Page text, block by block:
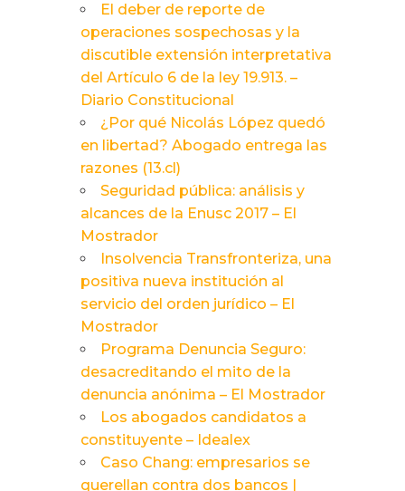
El deber de reporte de
operaciones sospechosas y la
discutible extensión interpretativa
del Artículo 6 de la ley 19.913. –
Diario Constitucional
¿Por qué Nicolás López quedó
en libertad? Abogado entrega las
razones (13.cl)
Seguridad pública: análisis y
alcances de la Enusc 2017 – El
Mostrador
Insolvencia Transfronteriza, una
positiva nueva institución al
servicio del orden jurídico – El
Mostrador
Programa Denuncia Seguro:
desacreditando el mito de la
denuncia anónima – El Mostrador
Los abogados candidatos a
constituyente – Idealex
Caso Chang: empresarios se
querellan contra dos bancos |